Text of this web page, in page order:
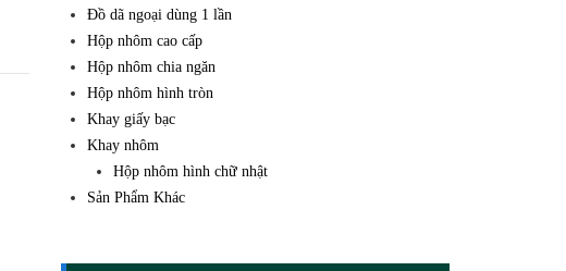
Đồ dã ngoại dùng 1 lần
Hộp nhôm cao cấp
Hộp nhôm chia ngăn
Hộp nhôm hình tròn
Khay giấy bạc
Khay nhôm
Hộp nhôm hình chữ nhật
Sản Phẩm Khác